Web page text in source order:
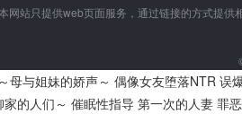
网站只提供web页面服务，通过链接的方式提供
母与姐妹的娇声～ 偶像女友堕落NTR 误
的人们～ 催眠性指导 第一次的人妻 罪